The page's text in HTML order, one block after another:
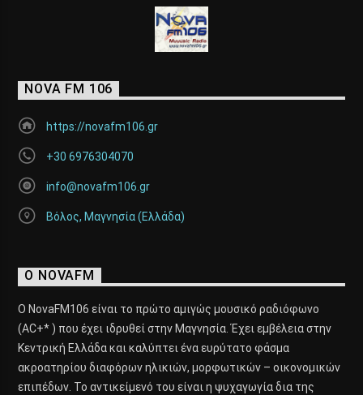
NOVA FM 106
https://novafm106.gr
+30 6976304070
info@novafm106.gr
Βόλος, Μαγνησία (Ελλάδα)
Ο NOVAFM
Ο NovaFM106 είναι το πρώτο αμιγώς μουσικό ραδιόφωνο
(AC+* ) που έχει ιδρυθεί στην Μαγνησία. Έχει εμβέλεια στην
Κεντρική Ελλάδα και καλύπτει ένα ευρύτατο φάσμα
ακροατηρίου διαφόρων ηλικιών, μορφωτικών – οικονομικών
επιπέδων. Το αντικείμενό του είναι η ψυχαγωγία δια της